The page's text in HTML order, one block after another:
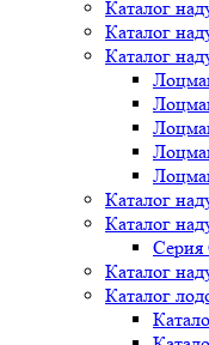
Каталог
Каталог
Каталог
Каталог
Каталог
Серия
Каталог
Каталог